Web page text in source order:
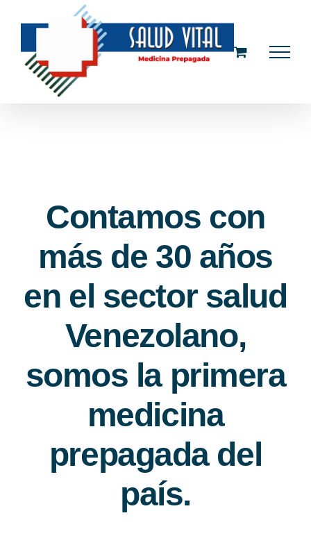
contenido
Contamos con
más de 30 años
en el sector salud
Venezolano,
somos la primera
medicina
prepagada del
país.